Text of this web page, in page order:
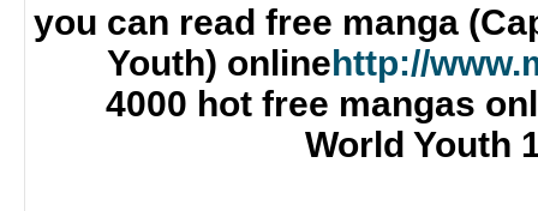
you can read free manga
Youth) onlinehttp://
4000 hot free mangas
World Youth